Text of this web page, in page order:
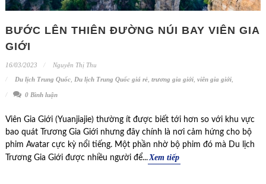
BƯỚC LÊN THIÊN ĐƯỜNG NÚI BAY VIÊN GIA
GIỚI
16/03/2023
Nguyễn Thị Thu
Du lịch Trung Quốc, Du lịch Trung Quốc giá rẻ, trương gia giới, viên gia giới,
0 Bình luận
Viên Gia Giới (Yuanjiajie) thường ít được biết tới hơn so với khu vực
bao quát Trương Gia Giới nhưng đây chính là nơi cảm hứng cho bộ
phim Avatar cực kỳ nổi tiếng. Một phần nhờ bộ phim đó mà Du lịch
Trương Gia Giới được nhiều người để... Xem tiếp